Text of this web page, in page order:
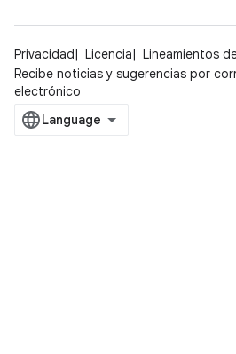
Privacidad Licencia Lineamientos
Recibe noticias y sugerencias por
electrónico